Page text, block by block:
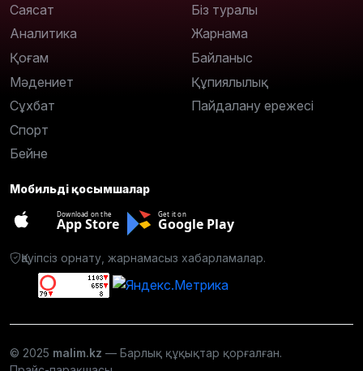
Саясат
Аналитика
Қоғам
Мәдениет
Сұхбат
Спорт
Бейне
Біз туралы
Жарнама
Байланыс
Құпиялылық
Пайдалану ережесі
Мобильді қосымшалар
Download on the
App Store
Get it on
Google Play
Қауіпсіз орнату, жарнамасыз хабарламалар.
© 2025 malim.kz — Барлық құқықтар қорғалған.